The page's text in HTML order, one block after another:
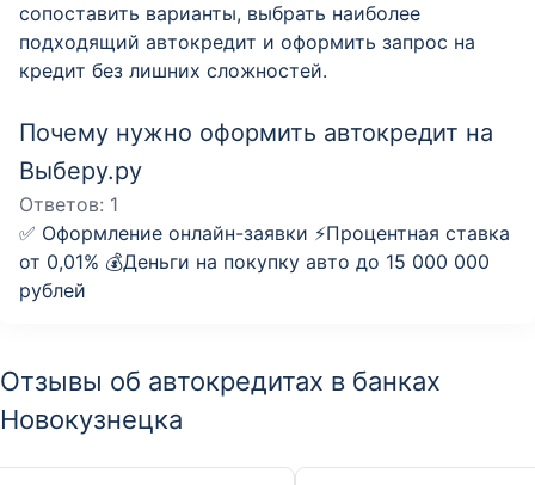
сопоставить варианты, выбрать наиболее
подходящий автокредит и оформить запрос на
кредит без лишних сложностей.
Почему нужно оформить автокредит на
Выберу.ру
Ответов: 1
✅ Оформление онлайн-заявки ⚡️Процентная ставка
от 0,01% 💰Деньги на покупку авто до 15 000 000
рублей
Отзывы об автокредитах в банках
Новокузнецка